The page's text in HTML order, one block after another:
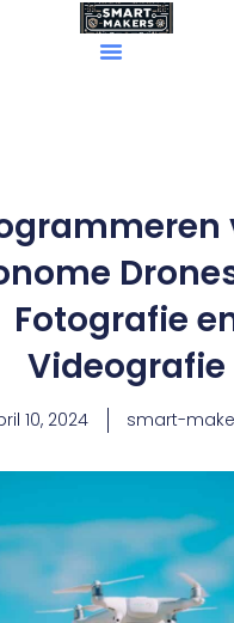
Fotografie
Videografie
10, 2024 smart-